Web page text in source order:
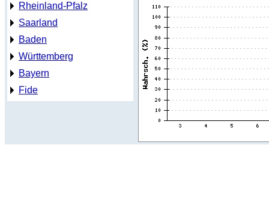
Rheinland-Pfalz
Saarland
Baden
Württemberg
Bayern
Fide